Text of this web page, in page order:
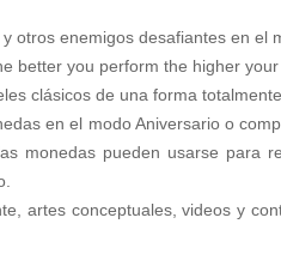
otros enemigos desafiantes en el
better you perform the higher your
clásicos de una forma
en el modo Aniversario o
monedas pueden usarse para
artes conceptuales, videos y